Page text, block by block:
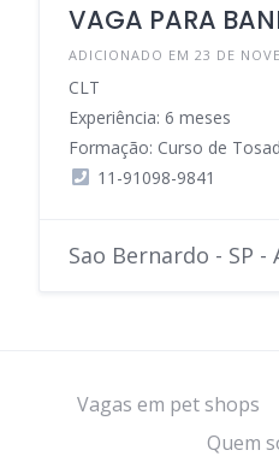
VAGA PARA
ADICIONADO EM 23 DE
CLT
Experiência: 6 meses
Formação: Curso de
11-91098-9841
Sao Bernardo - SP -
Vagas em pet shops
Quem